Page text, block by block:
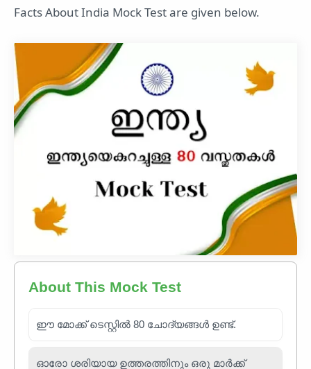
Facts About India Mock Test are given below.
About This Mock Test
ഈ മോക്ക് ടെസ്റ്റിൽ 80 ചോദ്യങ്ങൾ ഉണ്ട്.
ഓരോ ശരിയായ ഉത്തരത്തിനും ഒരു മാർക്ക്